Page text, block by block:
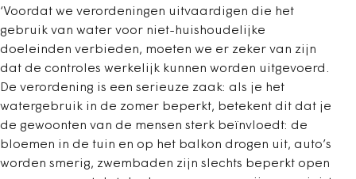
‘Voordat we verordeningen uitvaardigen die het
gebruik van water voor niet-huishoudelijke
doeleinden verbieden, moeten we er zeker van zijn
dat de controles werkelijk kunnen worden uitgevoerd.
De verordening is een serieuze zaak: als je het
watergebruik in de zomer beperkt, betekent dit dat je
de gewoonten van de mensen sterk beïnvloedt: de
bloemen in de tuin en op het balkon drogen uit, auto’s
worden smerig, zwembaden zijn slechts beperkt open